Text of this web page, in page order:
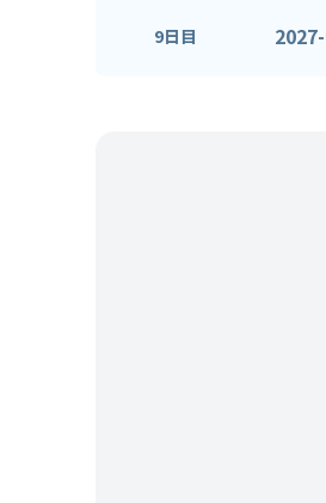
9日目